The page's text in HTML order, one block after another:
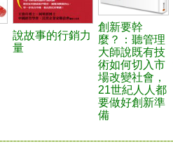
說故事的行銷力
量
創新要幹
麼？：聽管理
大師說既有技
術如何切入市
場改變社會，
21世紀人人都
要做好創新準
備